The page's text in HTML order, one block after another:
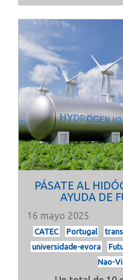
PÁSATE AL
AYUDA DE
16 mayo 2025
CATEC Portugal
universidade-evora
Nao-